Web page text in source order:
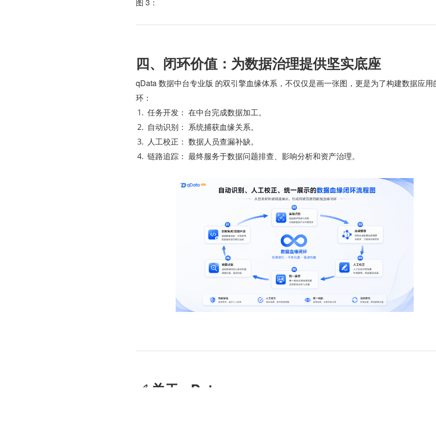
四、闭环价值：为数据治理提供坚实底座
qData 数据中台专业版 的双引擎血缘体系，不仅仅是画一张图，更是为了构建数据应用
环：
任务开发： 在中台完成数据加工。
自动识别： 系统捕获血缘关系。
人工校正： 数据人员查漏补缺。
链路追踪： 最终服务于数据问题排查、影响分析和资产治理。
✅ 关于 qData